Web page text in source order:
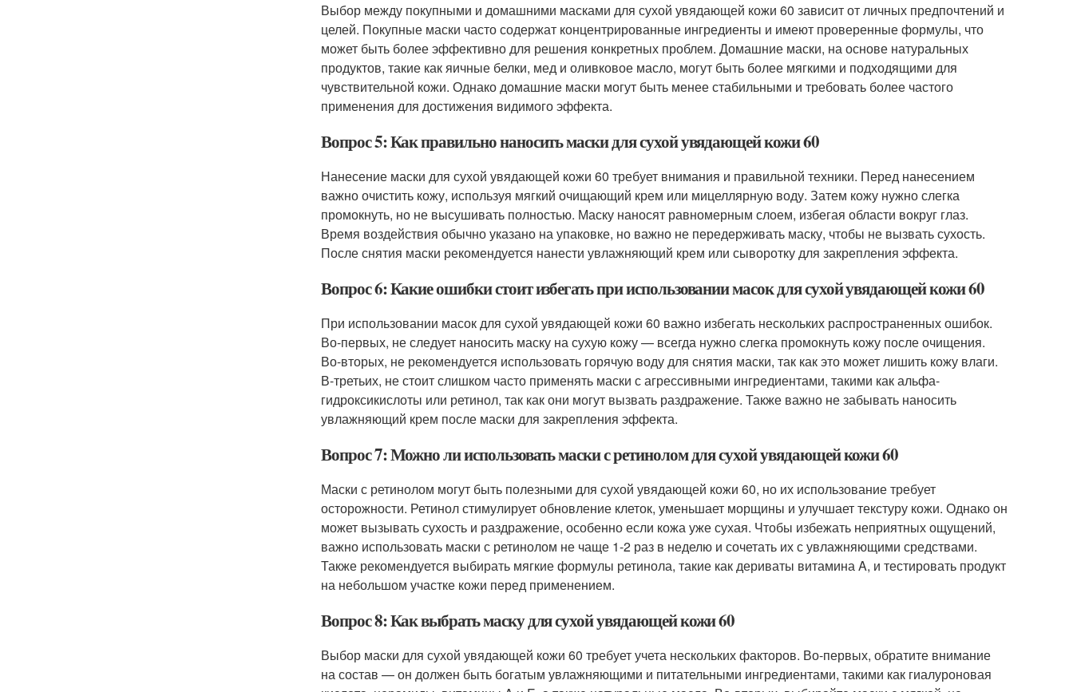
Выбор между покупными и домашними масками для сухой увядающей кожи 60 зависит от личных предпочтений и
целей. Покупные маски часто содержат концентрированные ингредиенты и имеют проверенные формулы, что
может быть более эффективно для решения конкретных проблем. Домашние маски, на основе натуральных
продуктов, такие как яичные белки, мед и оливковое масло, могут быть более мягкими и подходящими для
чувствительной кожи. Однако домашние маски могут быть менее стабильными и требовать более частого
применения для достижения видимого эффекта.
Вопрос 5: Как правильно наносить маски для сухой увядающей кожи 60
Нанесение маски для сухой увядающей кожи 60 требует внимания и правильной техники. Перед нанесением
важно очистить кожу, используя мягкий очищающий крем или мицеллярную воду. Затем кожу нужно слегка
промокнуть, но не высушивать полностью. Маску наносят равномерным слоем, избегая области вокруг глаз.
Время воздействия обычно указано на упаковке, но важно не передерживать маску, чтобы не вызвать сухость.
После снятия маски рекомендуется нанести увлажняющий крем или сыворотку для закрепления эффекта.
Вопрос 6: Какие ошибки стоит избегать при использовании масок для сухой увядающей кожи 60
При использовании масок для сухой увядающей кожи 60 важно избегать нескольких распространенных ошибок.
Во-первых, не следует наносить маску на сухую кожу — всегда нужно слегка промокнуть кожу после очищения.
Во-вторых, не рекомендуется использовать горячую воду для снятия маски, так как это может лишить кожу влаги.
В-третьих, не стоит слишком часто применять маски с агрессивными ингредиентами, такими как альфа-
гидроксикислоты или ретинол, так как они могут вызвать раздражение. Также важно не забывать наносить
увлажняющий крем после маски для закрепления эффекта.
Вопрос 7: Можно ли использовать маски с ретинолом для сухой увядающей кожи 60
Маски с ретинолом могут быть полезными для сухой увядающей кожи 60, но их использование требует
осторожности. Ретинол стимулирует обновление клеток, уменьшает морщины и улучшает текстуру кожи. Однако он
может вызывать сухость и раздражение, особенно если кожа уже сухая. Чтобы избежать неприятных ощущений,
важно использовать маски с ретинолом не чаще 1-2 раз в неделю и сочетать их с увлажняющими средствами.
Также рекомендуется выбирать мягкие формулы ретинола, такие как дериваты витамина A, и тестировать продукт
на небольшом участке кожи перед применением.
Вопрос 8: Как выбрать маску для сухой увядающей кожи 60
Выбор маски для сухой увядающей кожи 60 требует учета нескольких факторов. Во-первых, обратите внимание
на состав — он должен быть богатым увлажняющими и питательными ингредиентами, такими как гиалуроновая